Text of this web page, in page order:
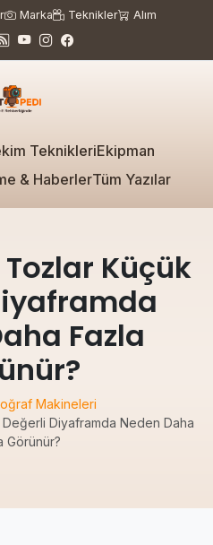
Marka Teknikler Alım
TeknikleriEkipman
& HaberlerTüm Yazılar
Küçük
Fazla
Makineleri
Diyaframda Neden Daha
Görünür?